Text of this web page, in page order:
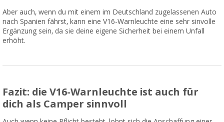
Aber auch, wenn du mit einem im Deutschland zugelassenen Auto
nach Spanien fährst, kann eine V16-Warnleuchte eine sehr sinvolle
Ergänzung sein, da sie deine eigene Sicherheit bei einem Unfall
erhöht.
Fazit: die V16-Warnleuchte ist auch für
dich als Camper sinnvoll